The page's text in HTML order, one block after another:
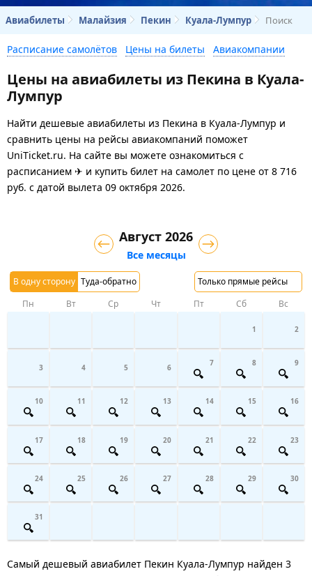
Авиабилеты Малайзия Пекин Куала-Лумпур Поиск
Расписание самолётов Цены на билеты Авиакомпании
Цены на авиабилеты из Пекина в Куала-
Лумпур
Найти дешевые авиабилеты из Пекина в Куала-Лумпур и
сравнить цены на рейсы авиакомпаний поможет
UniTicket.ru. На сайте вы можете ознакомиться с
расписанием ✈ и купить билет на самолет по цене от 8 716
руб. с датой вылета 09 октября 2026.
В одну сторону Туда-обратно Только прямые рейсы
Август 2026
Все месяцы
Пн Вт Ср Чт Пт Сб Вс
1 2
3 4 5 6 7 8 9
10 11 12 13 14 15 16
17 18 19 20 21 22 23
24 25 26 27 28 29 30
31
Самый дешевый авиабилет Пекин Куала-Лумпур найден 3